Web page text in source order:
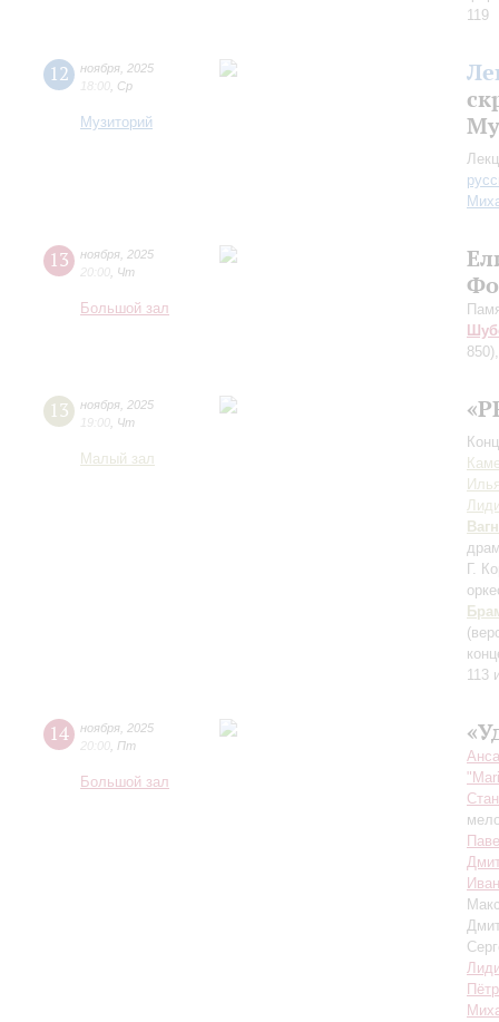
119
12 ноября 2025
18:00 Ср
Музиторий
13 ноября 2025
20:00 Чт
Большой зал
13 ноября 2025
19:00 Чт
Малый зал
Г.
113
14 ноября 2025
20:00 Пт
Большой зал